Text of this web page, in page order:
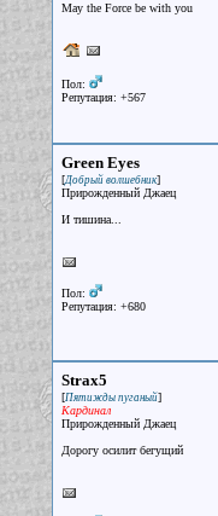
May the Force be with you
Пол:
Репутация: +567
Green Eyes
[Добрый волшебник]
Прирожденный Джаец
И тишина...
Пол:
Репутация: +680
Strax5
[Пятижды пуганый]
Кардинал
Прирожденный Джаец
Дорогу осилит бегущий